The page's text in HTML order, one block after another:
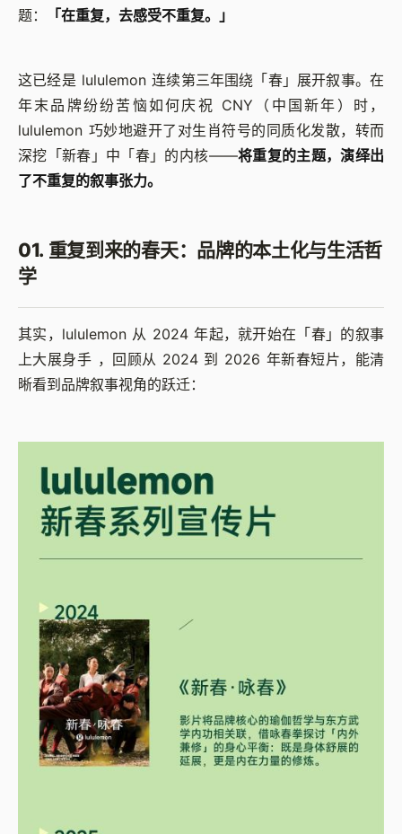
题：
「在重复，去感受不重复。」
这已经是 lululemon 连续第三年围绕「春」展开叙事。在
年末品牌纷纷苦恼如何庆祝 CNY（中国新年）时，
lululemon 巧妙地避开了对生肖符号的同质化发散，转而
深挖「新春」中「春」的内核——将重复的主题，演绎出
了不重复的叙事张力。
01. 重复到来的春天：品牌的本土化与生活哲
学
其实，lululemon 从 2024 年起，就开始在「春」的叙事
上大展身手 ，回顾从 2024 到 2026 年新春短片，能清
晰看到品牌叙事视角的跃迁：